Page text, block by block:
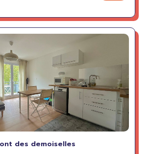
des demoiselles